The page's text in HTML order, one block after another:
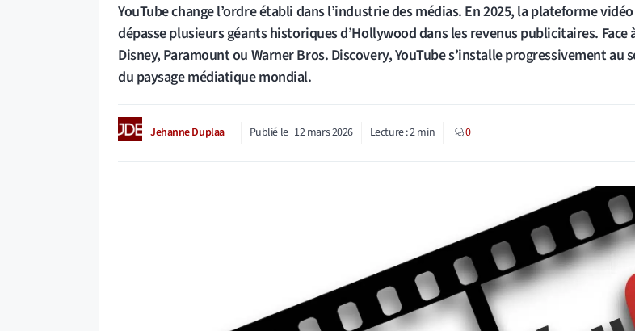
YouTube change l’ordre établi dans l’industrie des médias. En 2025, la plateforme vidéo
dépasse plusieurs géants historiques d’Hollywood dans les revenus publicitaires. Face
Disney, Paramount ou Warner Bros. Discovery, YouTube s’installe progressivement au
du paysage médiatique mondial.
Jehanne Duplaa Publié le 12 mars 2026 Lecture :2min 0